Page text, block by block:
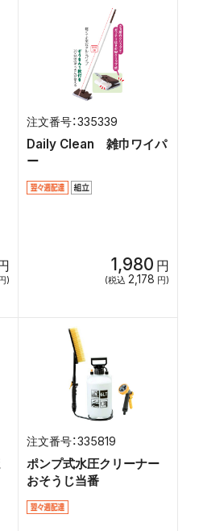
)
335339
Daily Clean 雑巾ワイパ
ー
1,980 円
(税込 2,178 円)
335819
ポンプ式水圧クリーナー
おそうじ当番